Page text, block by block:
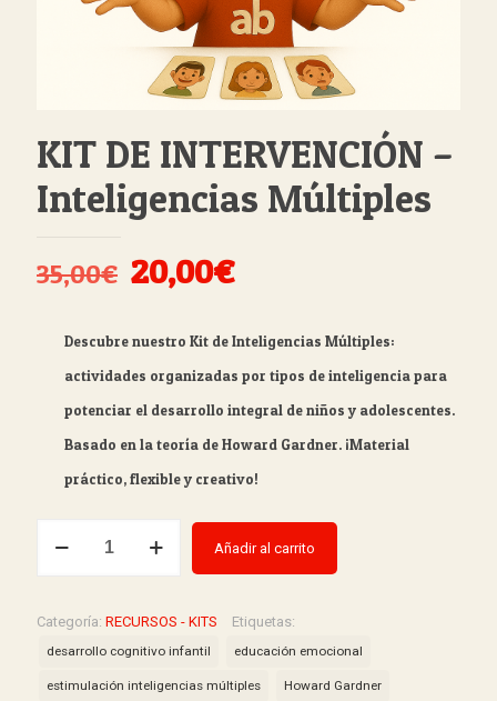
KIT DE INTERVENCIÓN –
Inteligencias Múltiples
35,00€ El
original
era:
35,00€.
20,00€El
actual
es:
20,00€.
Descubre nuestro Kit de Inteligencias Múltiples:
actividades organizadas por tipos de inteligencia para
potenciar el desarrollo integral de niños y adolescentes.
Basado en la teoría de Howard Gardner. ¡Material
práctico, flexible y creativo!
-
Inteligencias
Añadir al carrito
Categoría: RECURSOS - KITS Etiquetas:
desarrollo cognitivo infantil educación emocional
estimulación inteligencias múltiples Howard Gardner